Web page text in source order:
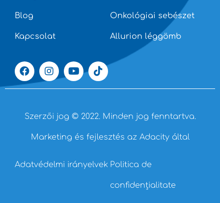
Blog
Kapcsolat
Onkológiai sebészet
Allurion léggömb
Szerzői jog © 2022. Minden jog fenntartva.
Marketing és fejlesztés az Adacity által
Adatvédelmi irányelvek Politica de
confidențialitate